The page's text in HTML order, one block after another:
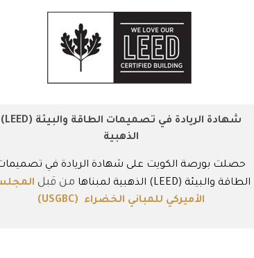
شهادة الريادة في تصميمات الطاقة والبيئة (LEED)
الذهبية
حصلت بورصة الكويت على شهادة الريادة في
الطاقة والبيئة (LEED) الذهبية لمبناها
من قبل
الأميركي للمباني الخضراء (USGBC)